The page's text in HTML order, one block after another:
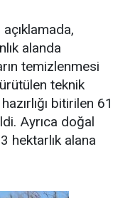
alanda
temizlenmesi
teknik
bitirilen 61
Ayrıca doğal
hektarlık alana